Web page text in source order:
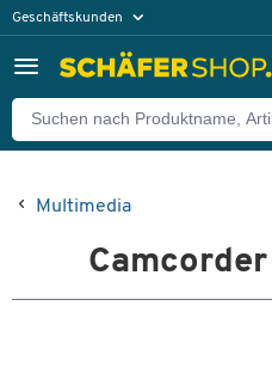
Geschäftskunden
Multimedia